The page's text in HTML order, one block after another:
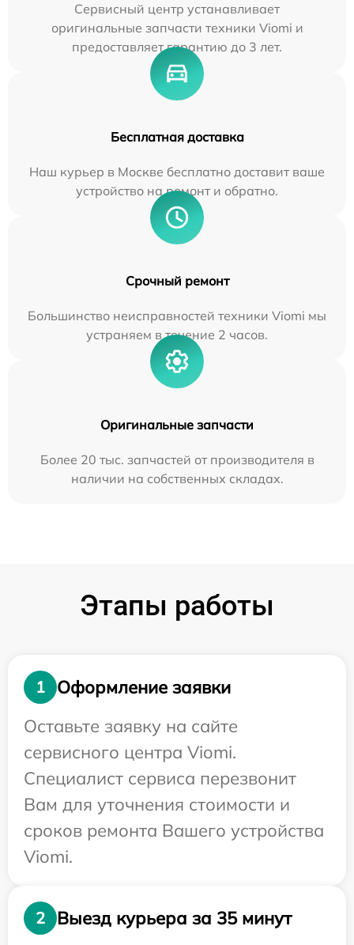
Сервисный центр устанавливает
оригинальные запчасти техники Viomi и
предоставляет гарантию до 3 лет.
Бесплатная доставка
Наш курьер в Москве бесплатно доставит ваше
устройство на ремонт и обратно.
Срочный ремонт
Большинство неисправностей техники Viomi мы
устраняем в течение 2 часов.
Оригинальные запчасти
Более 20 тыс. запчастей от производителя в
наличии на собственных складах.
Этапы работы
1
Оформление заявки
Оставьте заявку на сайте
сервисного центра Viomi.
Специалист сервиса перезвонит
Вам для уточнения стоимости и
сроков ремонта Вашего устройства
Viomi.
2 Выезд курьера за 35 минут